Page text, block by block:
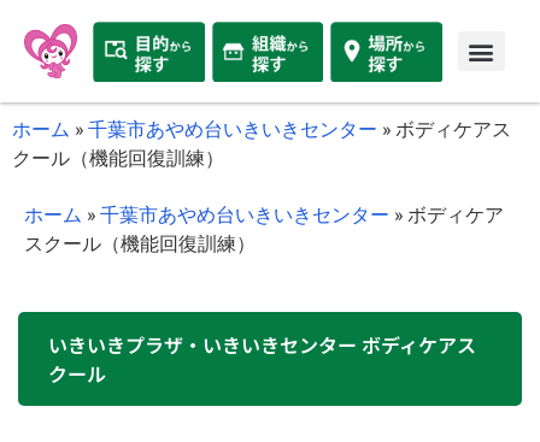
ホーム »千葉市あやめ台いきいきセンター »ボディケアス
クール（機能回復訓練）
ホーム »千葉市あやめ台いきいきセンター »ボディケア
スクール（機能回復訓練）
いきいきプラザ・いきいきセンター ボディケアス
クール